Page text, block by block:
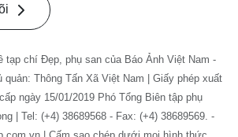
tạp chí Đẹp, phụ san của Báo Ảnh Việt Nam -
quản: Thông Tấn Xã Việt Nam | Giấy phép xuất
ngày 15/01/2019 Phó Tổng Biên tập phụ
| Tel: (+4) 38689568 - Fax: (+4) 38689569. -